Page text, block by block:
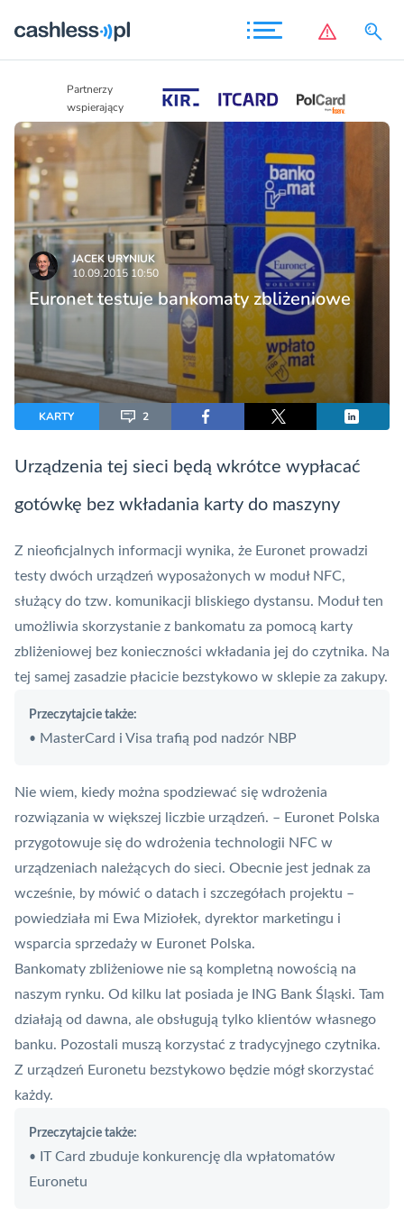
Partnerzy
wspierający
JACEK URYNIUK
10.09.2015 10:50
Euronet testuje bankomaty zbliżeniowe
KARTY 2
Urządzenia tej sieci będą wkrótce wypłacać
gotówkę bez wkładania karty do maszyny
Z nieoficjalnych informacji wynika, że Euronet prowadzi
testy dwóch urządzeń wyposażonych w moduł NFC,
służący do tzw. komunikacji bliskiego dystansu. Moduł ten
umożliwia skorzystanie z bankomatu za pomocą karty
zbliżeniowej bez konieczności wkładania jej do czytnika. Na
tej samej zasadzie płacicie bezstykowo w sklepie za zakupy.
Przeczytajcie także:
• MasterCard i Visa trafią pod nadzór NBP
Nie wiem, kiedy można spodziewać się wdrożenia
rozwiązania w większej liczbie urządzeń. – Euronet Polska
przygotowuje się do wdrożenia technologii NFC w
urządzeniach należących do sieci. Obecnie jest jednak za
wcześnie, by mówić o datach i szczegółach projektu –
powiedziała mi Ewa Miziołek, dyrektor marketingu i
wsparcia sprzedaży w Euronet Polska.
Bankomaty zbliżeniowe nie są kompletną nowością na
naszym rynku. Od kilku lat posiada je ING Bank Śląski. Tam
działają od dawna, ale obsługują tylko klientów własnego
banku. Pozostali muszą korzystać z tradycyjnego czytnika.
Z urządzeń Euronetu bezstykowo będzie mógł skorzystać
każdy.
Przeczytajcie także:
•
IT Card zbuduje konkurencję dla wpłatomatów
Euronetu